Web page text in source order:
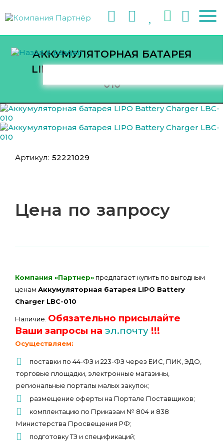
АККУМУЛЯТОРНАЯ БАТАРЕЯ
LIPO BATTERY CHARGER LBC-
010
Артикул: 52221029
Цена по запросу
Компания «Партнер» предлагает купить по выгодным
ценам Аккумуляторная батарея LIPO Battery
Charger LBC-010
Наличие. Обязательно присылайте
Ваши запросы на эл.почту !!!
Осуществляем:
поставки по 44-ФЗ и 223-ФЗ через ЕИС, ПИК, ЭДО,
торговые площадки, электронные магазины,
региональные порталы малых закупок;
размещение оферты на Портале Поставщиков;
комплектацию по Приказам № 804 и 838
Министерства Просвещения РФ;
подготовку ТЗ и спецификаций;